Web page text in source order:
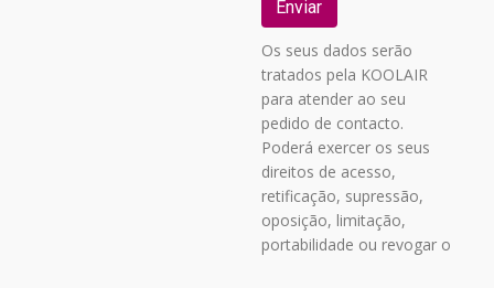
Os seus dados serão
tratados pela KOOLAIR
para atender ao seu
pedido de contacto.
Poderá exercer os seus
direitos de acesso,
retificação, supressão,
oposição, limitação,
portabilidade ou revogar o